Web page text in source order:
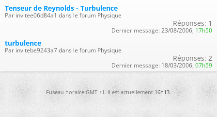
Tenseur de Reynolds - Turbulence
Par invitee06d84a1 dans le forum Physique
Réponses: 1
Dernier message: 23/08/2006, 17h50
turbulence
Par invitebe9243a7 dans le forum Physique
Réponses: 2
Dernier message: 18/03/2006, 07h59
Fuseau horaire GMT +1. Il est actuellement16h13.